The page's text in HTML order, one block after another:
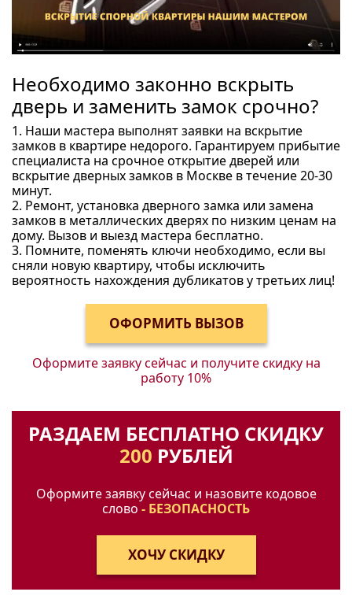
Необходимо законно вскрыть
дверь и заменить замок срочно?
1. Наши мастера выполнят заявки на вскрытие
замков в квартире недорого. Гарантируем прибытие
специалиста на срочное открытие дверей или
вскрытие дверных замков в Москве в течение 20-30
минут.
2. Ремонт, установка дверного замка или замена
замков в металлических дверях по низким ценам на
дому. Вызов и выезд мастера бесплатно.
3. Помните, поменять ключи необходимо, если вы
сняли новую квартиру, чтобы исключить
вероятность нахождения дубликатов у третьих лиц!
Оформите заявку сейчас и получитескидку на
работу 10%
РАЗДАЕМ БЕСПЛАТНО СКИДКУ
200 РУБЛЕЙ
Оформите заявку сейчас и назовите кодовое
слово - БЕЗОПАСНОСТЬ